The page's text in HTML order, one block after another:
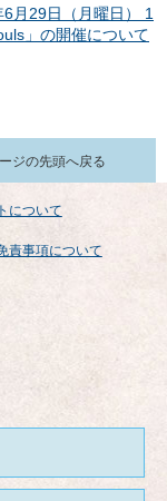
月29日（月曜日） 1
」の開催について
ジの先頭へ戻る
について
責事項について